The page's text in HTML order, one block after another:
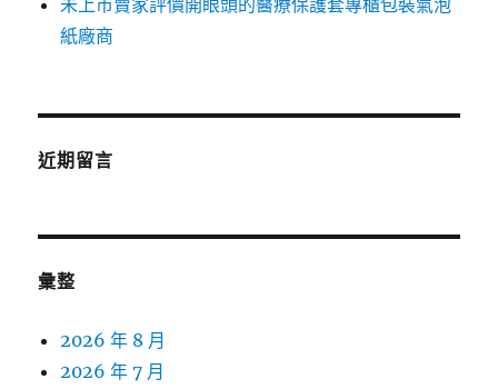
未上市賣家評價開眼頭的醫療保護套專櫃包裝氣泡
紙廠商
近期留言
彙整
2026 年 8 月
2026 年 7 月